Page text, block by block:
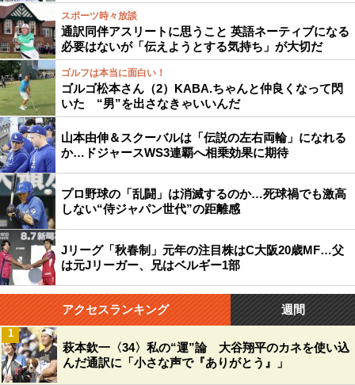
スポーツ時々放談
通訳同伴アスリートに思うこと 英語ネーティブになる
必要はないが「伝えようとする気持ち」が大切だ
ゴルフは本当に面白い！
ゴルゴ松本さん（2）KABA.ちゃんと仲良くなって閃
いた “男”を出さなきゃいいんだ
山本由伸＆スクーバルは「伝説の左右両輪」になれる
か…ドジャースWS3連覇へ相乗効果に期待
プロ野球の「乱闘」は消滅するのか…死球禍でも激高
しない“侍ジャパン世代”の距離感
Jリーグ「秋春制」元年の注目株はC大阪20歳MF…父
は元Jリーガー、兄はベルギー1部
アクセスランキング 週間
萩本欽一〈34〉私の“運”論 大谷翔平のカネを使い込
んだ通訳に「小さな声で『ありがとう』」
1